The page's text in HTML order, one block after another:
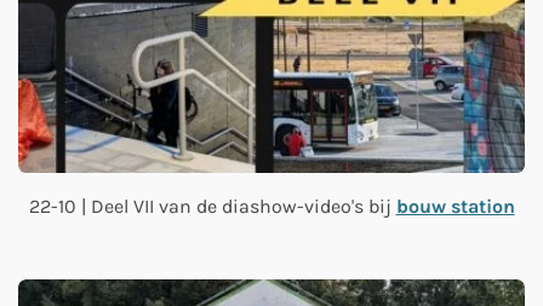
22-10 | Deel VII van de diashow-video's bij bouw station